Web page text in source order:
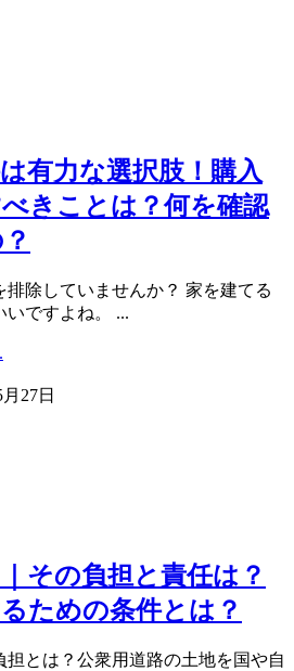
有力な選択肢！購入
きことは？何を確認
排除していませんか？ 家を建てる
いですよね。 ...
27日
その負担と責任は？
ための条件とは？
担とは？公衆用道路の土地を国や自